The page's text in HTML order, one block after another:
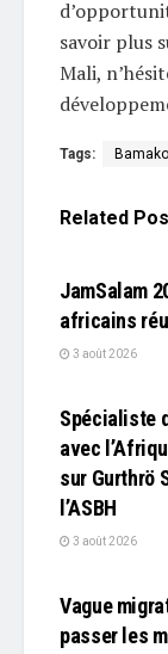
savoir plus
Mali,
Tags: Bamako
Related
JamSalam
africains
3 août 2026
Spécialiste
avec
sur Gurthrö
l’ASBH
3 août 2026
Vague
passer les